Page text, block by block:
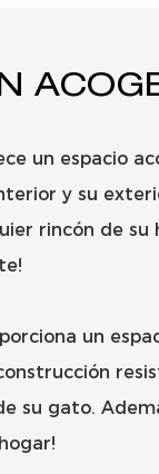
un espacio
y su
rincón de su
un
su gato.